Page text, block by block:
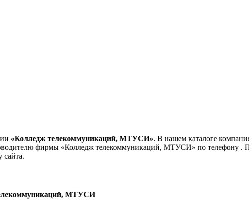
«Колледж телекоммуникаций, МТУСИ». В нашем каталоге
фирмы «Колледж телекоммуникаций, МТУСИ» по телефону .
сайта.
МТУСИ